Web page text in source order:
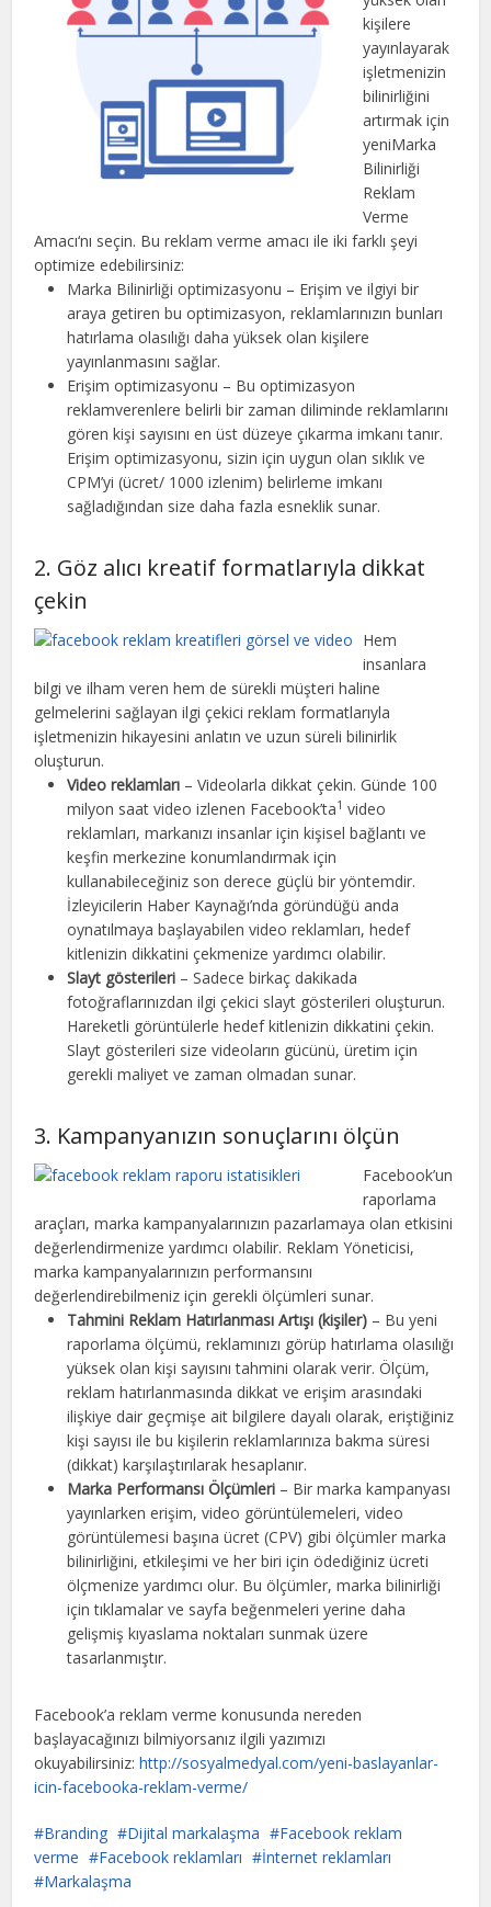
kişilere
yayınlayarak
işletmenizin
bilinirliğini
artırmak için
yeniMarka
Bilinirliği
Reklam
Verme
Amacı‘nı seçin. Bu reklam verme amacı ile iki farklı şeyi
optimize edebilirsiniz:
Marka Bilinirliği optimizasyonu – Erişim ve ilgiyi bir
araya getiren bu optimizasyon, reklamlarınızın bunları
hatırlama olasılığı daha yüksek olan kişilere
yayınlanmasını sağlar.
Erişim optimizasyonu – Bu optimizasyon
reklamverenlere belirli bir zaman diliminde reklamlarını
gören kişi sayısını en üst düzeye çıkarma imkanı tanır.
Erişim optimizasyonu, sizin için uygun olan sıklık ve
CPM’yi (ücret/ 1000 izlenim) belirleme imkanı
sağladığından size daha fazla esneklik sunar.
2. Göz alıcı kreatif formatlarıyla dikkat
çekin
Hem
insanlara
bilgi ve ilham veren hem de sürekli müşteri haline
gelmelerini sağlayan ilgi çekici reklam formatlarıyla
işletmenizin hikayesini anlatın ve uzun süreli bilinirlik
oluşturun.
Video reklamları – Videolarla dikkat çekin. Günde 100
milyon saat video izlenen Facebook’ta1 video
reklamları, markanızı insanlar için kişisel bağlantı ve
keşfin merkezine konumlandırmak için
kullanabileceğiniz son derece güçlü bir yöntemdir.
İzleyicilerin Haber Kaynağı’nda göründüğü anda
oynatılmaya başlayabilen video reklamları, hedef
kitlenizin dikkatini çekmenize yardımcı olabilir.
Slayt gösterileri – Sadece birkaç dakikada
fotoğraflarınızdan ilgi çekici slayt gösterileri oluşturun.
Hareketli görüntülerle hedef kitlenizin dikkatini çekin.
Slayt gösterileri size videoların gücünü, üretim için
gerekli maliyet ve zaman olmadan sunar.
3. Kampanyanızın sonuçlarını ölçün
Facebook’un
raporlama
araçları, marka kampanyalarınızın pazarlamaya olan etkisini
değerlendirmenize yardımcı olabilir. Reklam Yöneticisi,
marka kampanyalarınızın performansını
değerlendirebilmeniz için gerekli ölçümleri sunar.
Tahmini Reklam Hatırlanması Artışı (kişiler) – Bu yeni
raporlama ölçümü, reklamınızı görüp hatırlama olasılığı
yüksek olan kişi sayısını tahmini olarak verir. Ölçüm,
reklam hatırlanmasında dikkat ve erişim arasındaki
ilişkiye dair geçmişe ait bilgilere dayalı olarak, eriştiğiniz
kişi sayısı ile bu kişilerin reklamlarınıza bakma süresi
(dikkat) karşılaştırılarak hesaplanır.
Marka Performansı Ölçümleri – Bir marka kampanyası
yayınlarken erişim, video görüntülemeleri, video
görüntülemesi başına ücret (CPV) gibi ölçümler marka
bilinirliğini, etkileşimi ve her biri için ödediğiniz ücreti
ölçmenize yardımcı olur. Bu ölçümler, marka bilinirliği
için tıklamalar ve sayfa beğenmeleri yerine daha
gelişmiş kıyaslama noktaları sunmak üzere
tasarlanmıştır.
Facebook’a reklam verme konusunda nereden
başlayacağınızı bilmiyorsanız ilgili yazımızı
okuyabilirsiniz:http://sosyalmedyal.com/yeni-baslayanlar-
icin-facebooka-reklam-verme/
Branding Dijital markalaşma
Facebook reklam
verme
Facebook reklamları
İnternet reklamları
Markalaşma